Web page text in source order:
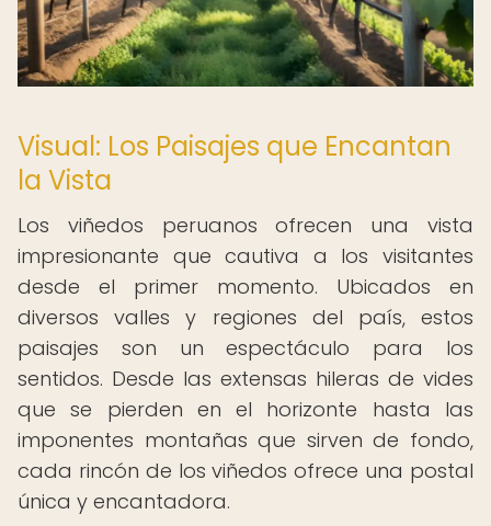
Visual: Los Paisajes que Encantan
la Vista
Los viñedos peruanos ofrecen una vista
impresionante que cautiva a los visitantes
desde el primer momento. Ubicados en
diversos valles y regiones del país, estos
paisajes son un espectáculo para los
sentidos. Desde las extensas hileras de vides
que se pierden en el horizonte hasta las
imponentes montañas que sirven de fondo,
cada rincón de los viñedos ofrece una postal
única y encantadora.